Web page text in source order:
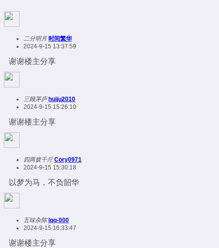
二分明月 时间繁华
2024-9-15 13:37:59
谢谢楼主分享
三顾茅庐 huiju2010
2024-9-15 15:26:10
谢谢楼主分享
四两拨千斤 Cory0971
2024-9-15 15:30:18
以梦为马，不负韶华
五味杂陈 lqq-000
2024-9-15 16:33:47
谢谢楼主分享